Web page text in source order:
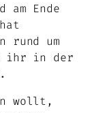
am Ende
rund um
ihr in der
wollt,